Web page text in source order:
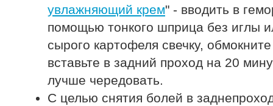
увлажняющий крем" - вводить в
помощью тонкого шприца без иглы
сырого картофеля свечку,
вставьте в задний проход на 20
лучше чередовать.
С целью снятия болей в